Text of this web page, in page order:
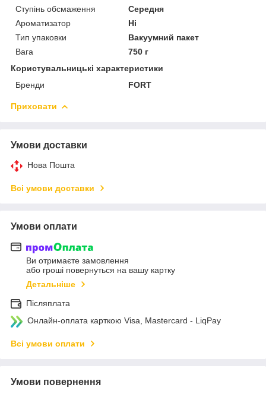
Ступінь обсмаження
Середня
Ароматизатор
Ні
Тип упаковки
Вакуумний пакет
Вага
750 г
Користувальницькі характеристики
Бренди
FORT
Приховати
Умови доставки
Нова Пошта
Всі умови доставки
Умови оплати
Ви отримаєте замовлення
або гроші повернуться на вашу картку
Детальніше
Післяплата
Онлайн-оплата карткою Visa, Mastercard - LiqPay
Всі умови оплати
Умови повернення